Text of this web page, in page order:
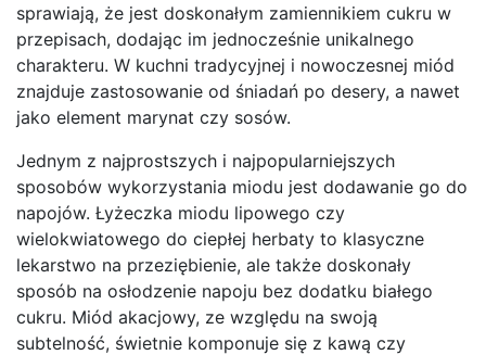
sprawiają, że jest doskonałym zamiennikiem cukru w
przepisach, dodając im jednocześnie unikalnego
charakteru. W kuchni tradycyjnej i nowoczesnej miód
znajduje zastosowanie od śniadań po desery, a nawet
jako element marynat czy sosów.
Jednym z najprostszych i najpopularniejszych
sposobów wykorzystania miodu jest dodawanie go do
napojów. Łyżeczka miodu lipowego czy
wielokwiatowego do ciepłej herbaty to klasyczne
lekarstwo na przeziębienie, ale także doskonały
sposób na osłodzenie napoju bez dodatku białego
cukru. Miód akacjowy, ze względu na swoją
subtelność, świetnie komponuje się z kawą czy